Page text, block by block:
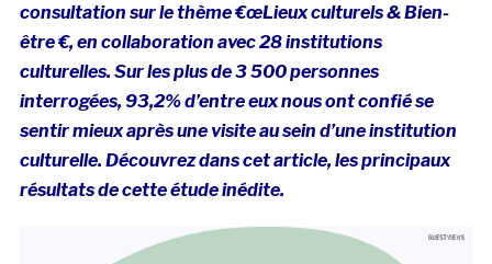
consultation sur le thème €œLieux culturels & Bien-
être €, en collaboration avec 28 institutions
culturelles. Sur les plus de 3 500 personnes
interrogées, 93,2% d’entre eux nous ont confié se
sentir mieux après une visite au sein d’une institution
culturelle. Découvrez dans cet article, les principaux
résultats de cette étude inédite.